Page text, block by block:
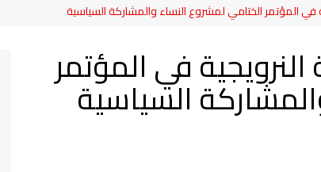
في المؤتمر الختامي لمشروع النساء والمشاركة السياسية
في المؤتمر
السياسية